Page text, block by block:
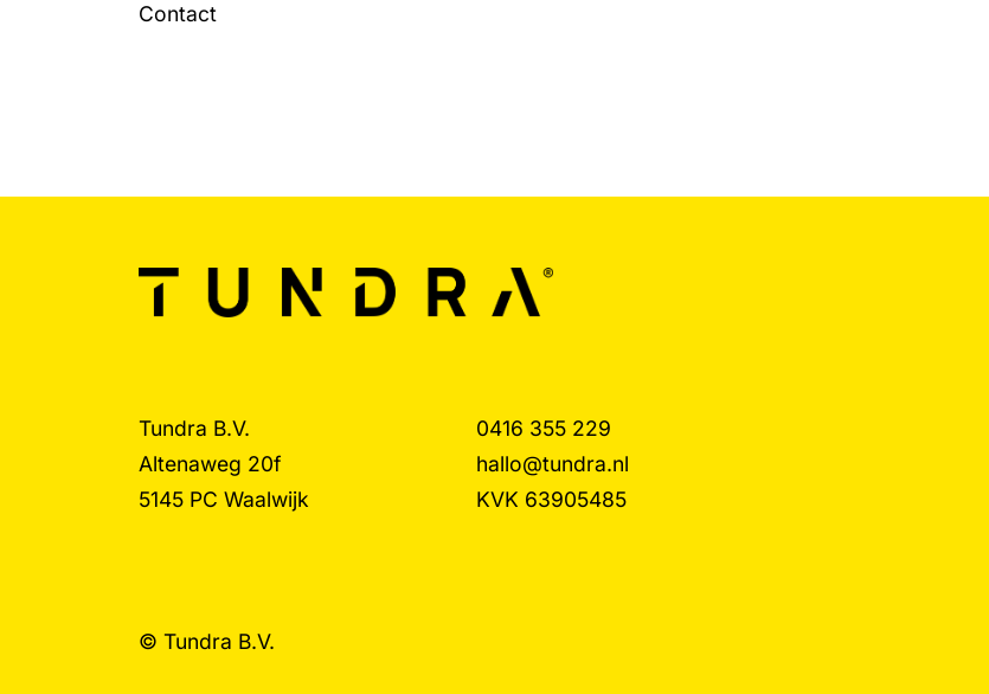
Contact
Tundra B.V.
Altenaweg 20f
5145 PC Waalwijk
0416 355 229
hallo@tundra.nl
KVK 63905485
© Tundra B.V.